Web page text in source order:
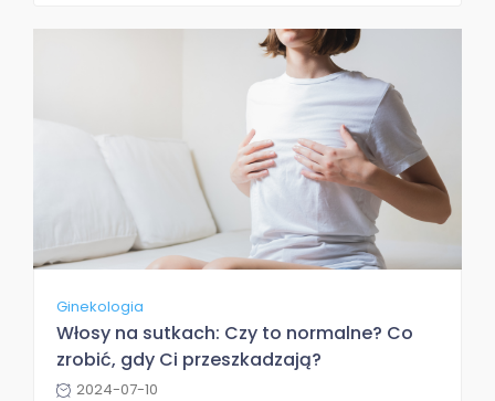
Ginekologia
Włosy na sutkach: Czy to normalne? Co
zrobić, gdy Ci przeszkadzają?
2024-07-10